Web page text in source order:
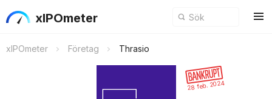
xIPOmeter
xIPOmeter Företag Thrasio
28 feb. 2024